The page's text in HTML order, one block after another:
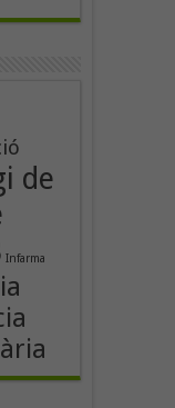
de
Infarma